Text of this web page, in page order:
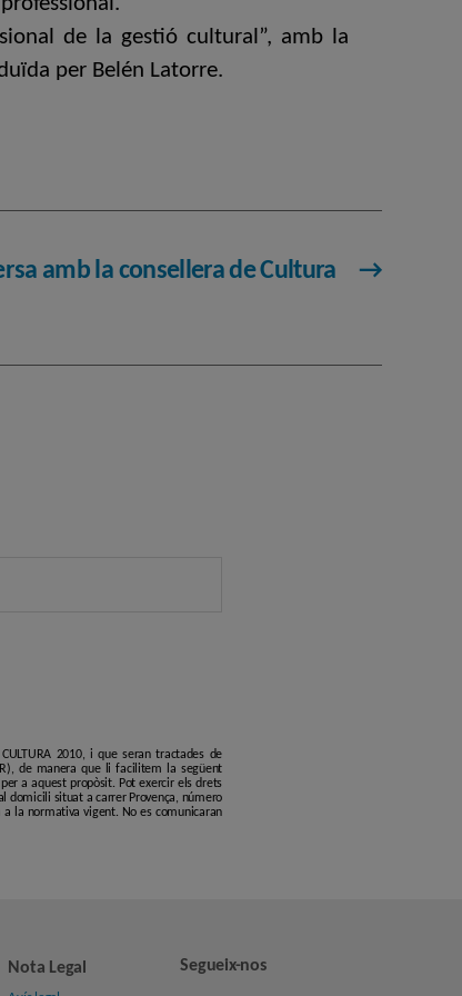
de la gestió cultural”, amb la
per Belén Latorre.
→
amb la consellera de Cultura
2010, i que seran tractades de
de manera que li facilitem la següent
a aquest propòsit. Pot exercir els drets
domicili situat a carrer Provença, número
la normativa vigent. No es comunicaran
Nota Legal Segueix-nos